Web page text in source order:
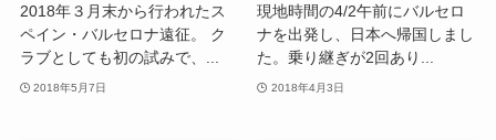
2018年３月末から行われたス
ペイン・バルセロナ遠征。 ク
ラブとしても初の試みで、...
2018年5月7日
現地時間の4/2午前にバルセロ
ナを出発し、日本へ帰国しまし
た。乗り継ぎが2回あり...
2018年4月3日